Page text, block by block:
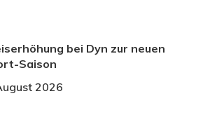
bei Dyn zur neuen
Saison
2026